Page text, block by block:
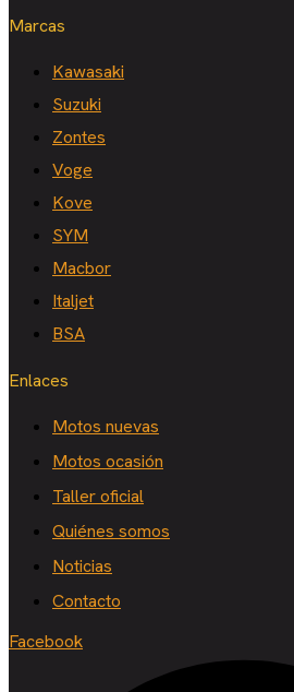
Marcas
Kawasaki
Suzuki
Zontes
Voge
Kove
SYM
Macbor
Italjet
BSA
Enlaces
Motos nuevas
Motos ocasión
Taller oficial
Quiénes somos
Noticias
Contacto
Facebook